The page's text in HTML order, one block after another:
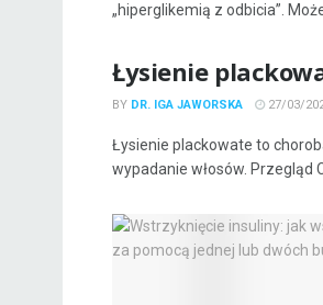
„hiperglikemią z odbicia”. Może
Łysienie
BY DR. IGA JAWORSKA 27/03/
Łysienie plackowate to
wypadanie włosów. Przegląd